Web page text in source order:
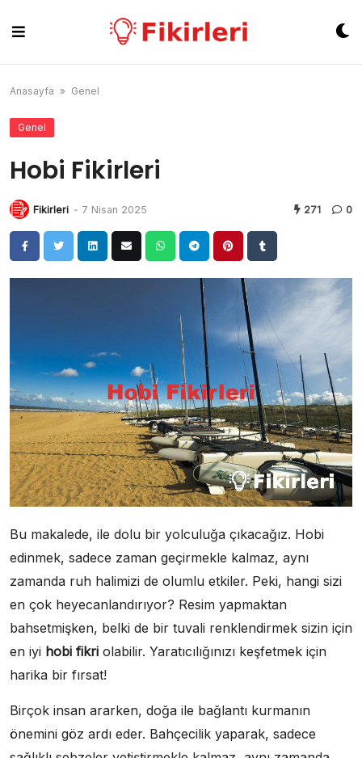
content
Anasayfa » Genel
Genel
Hobi Fikirleri
Fikirleri - 7 Nisan 2025 271 0
Bu makalede, ile dolu bir yolculuğa çıkacağız. Hobi
edinmek, sadece zaman geçirmekle kalmaz, aynı
zamanda ruh halimizi de olumlu etkiler. Peki, hangi sizi
en çok heyecanlandırıyor? Resim yapmaktan
bahsetmişken, belki de bir tuvali renklendirmek sizin için
en iyi hobi fikri olabilir. Yaratıcılığınızı keşfetmek için
harika bir fırsat!
Birçok insan ararken, doğa ile bağlantı kurmanın
önemini göz ardı eder. Bahçecilik yaparak, sadece